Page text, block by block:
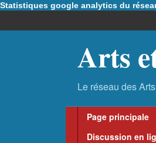
Statistiques google analytics du
Arts
Page principale
Discussion en